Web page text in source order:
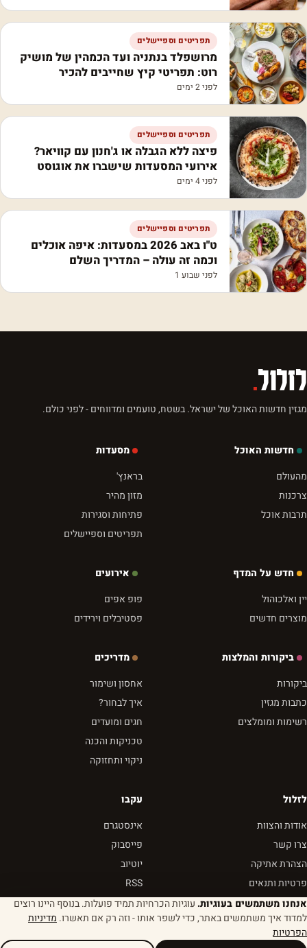
תפריטים וספיישלים
מרושפלד בנתניה ועד הכמהין של מושיק
רוט: תפריטי קיץ שחייבים להכיר
לפני 2 ימים
תפריטים וספיישלים
פיצה ללא הגבלה או ג'חנון עם קוויאר?
אירועי המסעדות שישברו את אוגוסט
לפני 4 ימים
תפריטים וספיישלים
ט"ו באב 2026 במסעדות: איפה אוכלים
וכמה זה עולה – המדריך השלם
לפני שבוע 1
לזלול.
מגזין חדשות האוכל של ישראל. בשטח, טועמים ומדווחים - לפני כולם.
חדשות האוכל
מהעולם
צרכנות
תרבות אוכל
מסעדות
בראנץ'
מזון מהיר
פתיחות וסגירות
תפריטים וספיישלים
חדש על המדף
יין ואלכוהול
מוצרים חדשים
אירועים
פופ אפים
פסטיבלים וירידים
ביקורות והמלצות
ביקורות
כתבות מגזין
רשימות ומומלצים
מדריכים
אחסון ושימור
איך לבחור?
חגים ומועדים
טכניקות והכנה
ניקוי ותחזוקה
לזלול
אודות והצוות
צרו קשר
הצהרת אתיקה
פרטיות ותנאים
עקבו
אינסטגרם
פייסבוק
יוטיוב
RSS
© 2026 לזלול - מגזין שבא לאכול הגדרות עוגיות נבנה מהר. נטען מהר. טעים תמיד.
אנחנו משתמשים בעוגיות. עוגיות הכרחיות תמיד פועלות. בנוסף היינו רוצים
למדוד איך משתמשים באתר, כדי לשפר אותו - וזה רק אם תאשרו. מדיניות
הפרטיות